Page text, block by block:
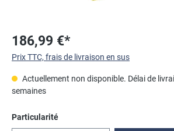
186,99 €*
Prix TTC, frais de livraison en sus
Actuellement non disponible. Délai de
semaines
Sélectionnez
Particularité